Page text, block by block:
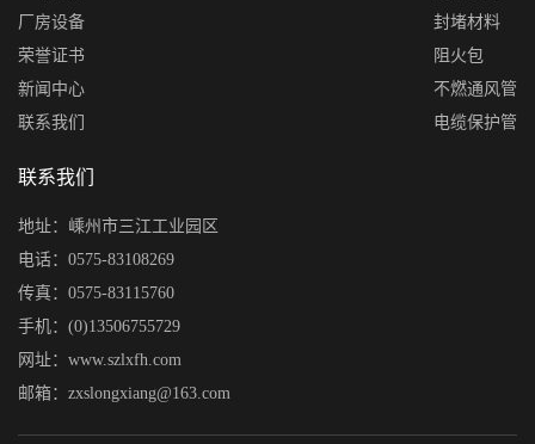
厂房设备
荣誉证书
新闻中心
联系我们
封堵材料
阻火包
不燃通风管
电缆保护管
联系我们
地址：嵊州市三江工业园区
电话：0575-83108269
传真：0575-83115760
手机：(0)13506755729
网址：www.szlxfh.com
邮箱：zxslongxiang@163.com